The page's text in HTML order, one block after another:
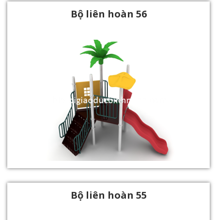
Bộ liên hoàn 56
Bộ liên hoàn 55